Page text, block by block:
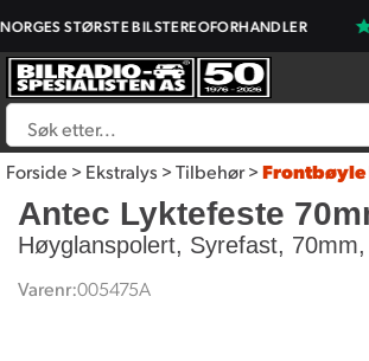
STØRSTE BILSTEREOFORHANDLER
Forside>Ekstralys>Tilbehør>
Antec Lyktefeste
Høyglanspolert, Syrefast,
Varenr:005475A